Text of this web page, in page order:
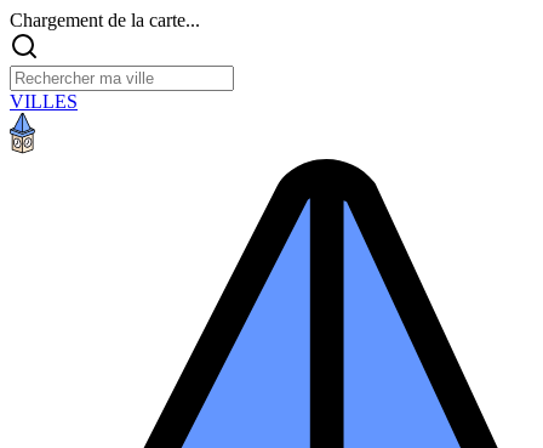
Chargement de la carte...
VILLES